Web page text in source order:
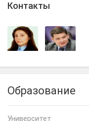
Контакты
Образование
Университет